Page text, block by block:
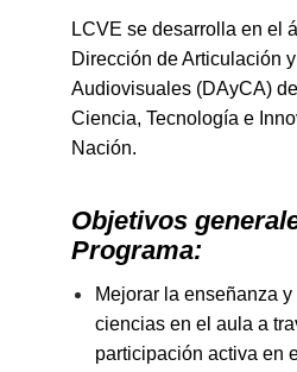
LCVE se desarrolla en el
Dirección de Articulación
Audiovisuales (DAyCA)
Ciencia, Tecnología e
Nación.
Objetivos
Programa:
Mejorar la enseñanza
ciencias en el aula a
participación activa en